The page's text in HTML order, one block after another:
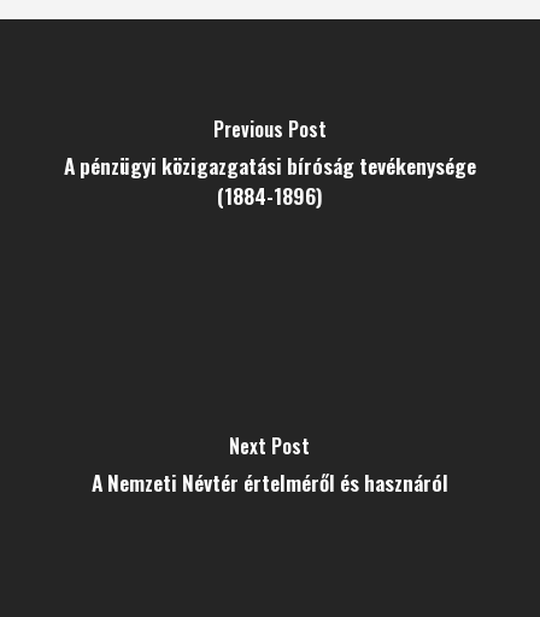
Previous Post
A pénzügyi közigazgatási bíróság tevékenysége
(1884-1896)
Next Post
A Nemzeti Névtér értelméről és hasznáról